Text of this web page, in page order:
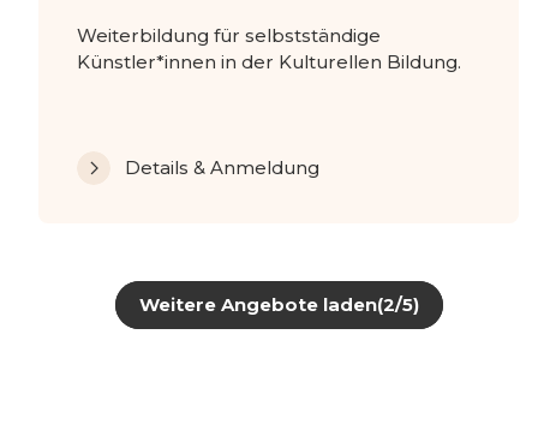
Weiterbildung für selbstständige
Künstler*innen in der Kulturellen Bildung.
Details & Anmeldung
Weitere Angebote laden(2/5)